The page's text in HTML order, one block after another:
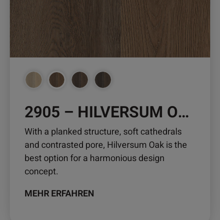
2905 – HILVERSUM OAK
With a planked structure, soft cathedrals
and contrasted pore, Hilversum Oak is the
best option for a harmonious design
concept.
MEHR ERFAHREN
Optionen
können
auf
der
Produktseite
gewählt
werden